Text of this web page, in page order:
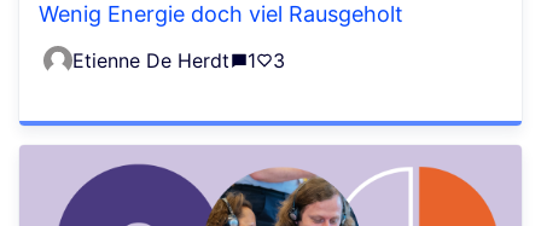
Wenig Energie doch viel Rausgeholt
Etienne De Herdt 1 3